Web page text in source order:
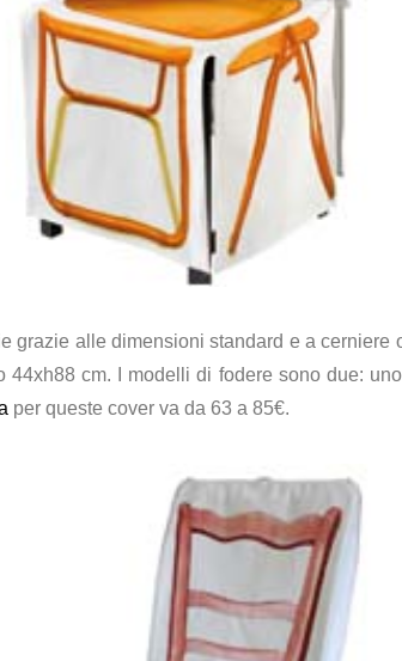
grazie alle dimensioni standard e a
cm. I modelli di fodere sono due:
per queste cover va da 63 a 85€.